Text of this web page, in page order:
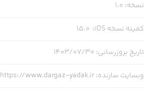
نسخه:
1.0
کمینه نسخه iOS :
15.0
تاریخ بروزرسانی: ۱۴۰۳/۰۷/۳۰
وبسایت سازنده:
https://www.dargaz-yadak.ir